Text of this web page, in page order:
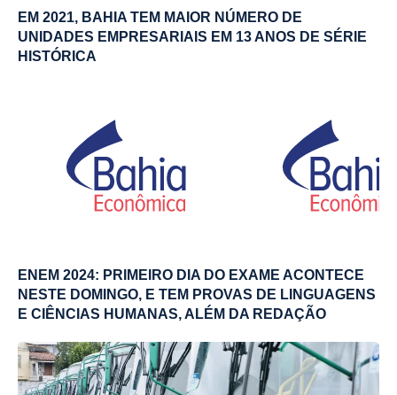
EM 2021, BAHIA TEM MAIOR NÚMERO DE
UNIDADES EMPRESARIAIS EM 13 ANOS DE SÉRIE
HISTÓRICA
ENEM 2024: PRIMEIRO DIA DO EXAME ACONTECE
NESTE DOMINGO, E TEM PROVAS DE LINGUAGENS
E CIÊNCIAS HUMANAS, ALÉM DA REDAÇÃO